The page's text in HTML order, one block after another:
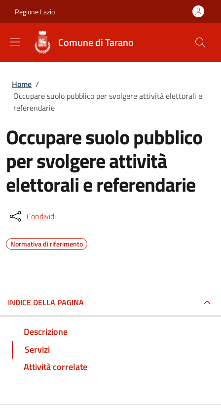
Regione Lazio
Comune di Tarano
Briciole di pane
Home /
Occupare suolo pubblico per svolgere attività elettorali e
referendarie
Occupare suolo pubblico
per svolgere attività
elettorali e referendarie
Condividi
Normativa di riferimento
INDICE DELLA PAGINA
Descrizione
Servizi
Attività correlate